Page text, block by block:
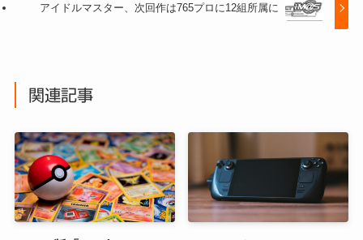
アイドルマスター、次回作は765プロに12組所属に
関連記事